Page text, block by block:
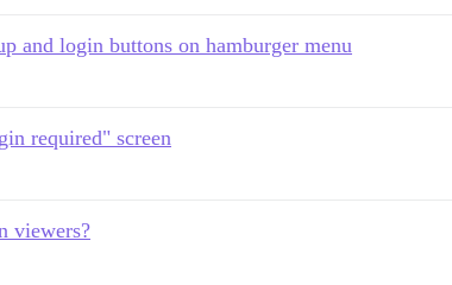
and login buttons on hamburger menu
required" screen
viewers?